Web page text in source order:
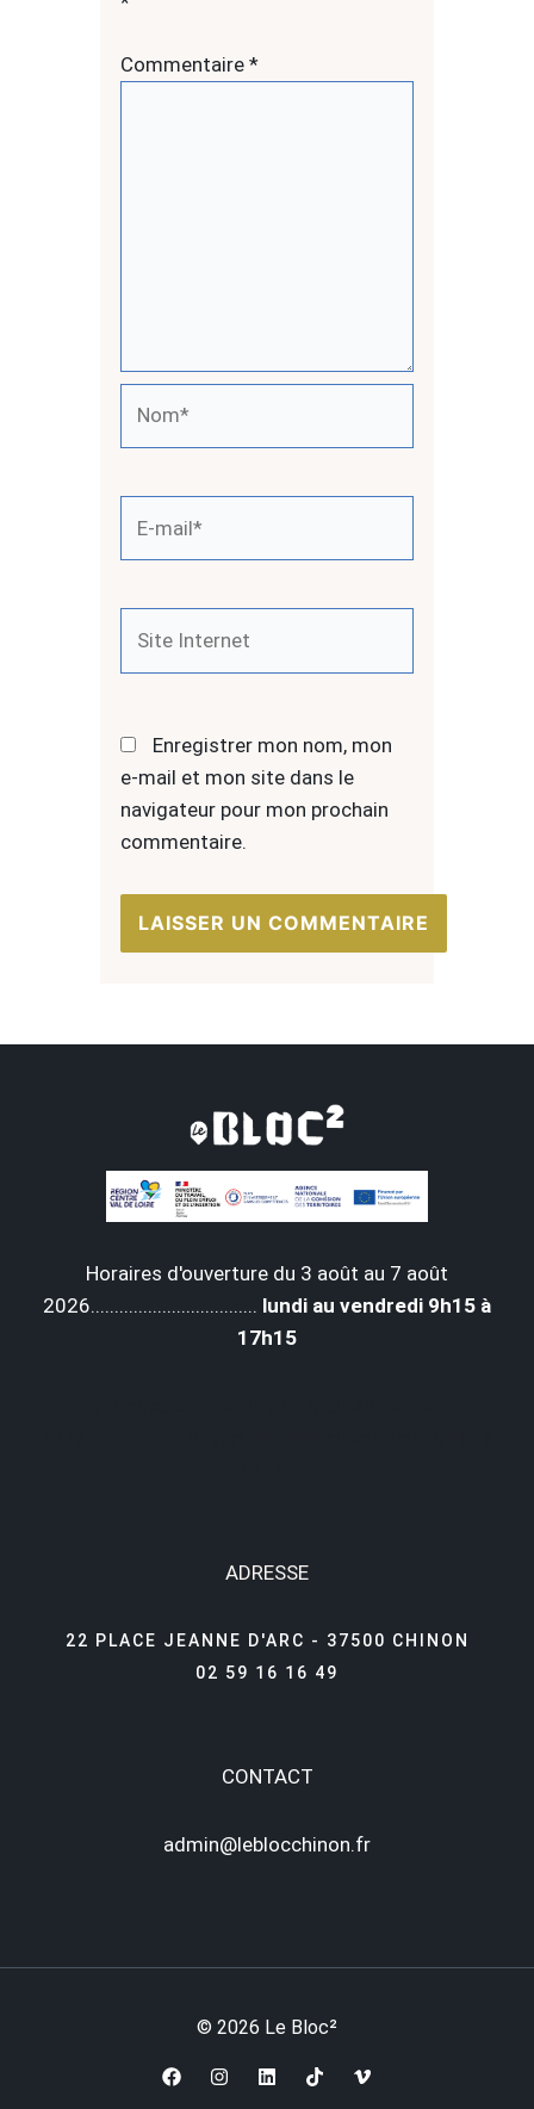
Commentaire *
mail*
Internet
Enregistrer mon nom, mon
e-mail et mon site dans le
navigateur pour mon prochain
commentaire.
Horaires d'ouverture du 3 août au 7 août
2026................................... lundi au vendredi 9h15 à
17h15
ADRESSE
22 PLACE JEANNE D'ARC - 37500 CHINON
02 59 16 16 49
CONTACT
admin@leblocchinon.fr
© 2026 Le Bloc²